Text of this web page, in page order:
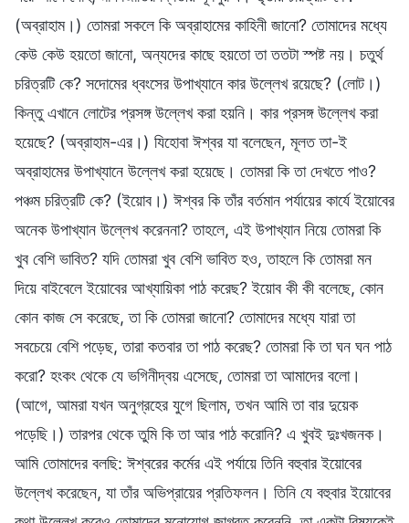
(অব্রাহাম।) তোমরা সকলে কি অব্রাহামের কাহিনী জানো? তোমাদের মধ্যে
কেউ কেউ হয়তো জানো, অন্যদের কাছে হয়তো তা ততটা স্পষ্ট নয়। চতুর্থ
চরিত্রটি কে? সদোমের ধ্বংসের উপাখ্যানে কার উল্লেখ রয়েছে? (লোট।)
কিন্তু এখানে লোটের প্রসঙ্গ উল্লেখ করা হয়নি। কার প্রসঙ্গ উল্লেখ করা
হয়েছে? (অব্রাহাম-এর।) যিহোবা ঈশ্বর যা বলেছেন, মূলত তা-ই
অব্রাহামের উপাখ্যানে উল্লেখ করা হয়েছে। তোমরা কি তা দেখতে পাও?
পঞ্চম চরিত্রটি কে? (ইয়োব।) ঈশ্বর কি তাঁর বর্তমান পর্যায়ের কার্যে ইয়োবের
অনেক উপাখ্যান উল্লেখ করেননা? তাহলে, এই উপাখ্যান নিয়ে তোমরা কি
খুব বেশি ভাবিত? যদি তোমরা খুব বেশি ভাবিত হও, তাহলে কি তোমরা মন
দিয়ে বাইবেলে ইয়োবের আখ্যায়িকা পাঠ করেছ? ইয়োব কী কী বলেছে, কোন
কোন কাজ সে করেছে, তা কি তোমরা জানো? তোমাদের মধ্যে যারা তা
সবচেয়ে বেশি পড়েছ, তারা কতবার তা পাঠ করেছ? তোমরা কি তা ঘন ঘন পাঠ
করো? হংকং থেকে যে ভগিনীদ্বয় এসেছে, তোমরা তা আমাদের বলো।
(আগে, আমরা যখন অনুগ্রহের যুগে ছিলাম, তখন আমি তা বার দুয়েক
পড়েছি।) তারপর থেকে তুমি কি তা আর পাঠ করোনি? এ খুবই দুঃখজনক।
আমি তোমাদের বলছি: ঈশ্বরের কর্মের এই পর্যায়ে তিনি বহুবার ইয়োবের
উল্লেখ করেছেন, যা তাঁর অভিপ্রায়ের প্রতিফলন। তিনি যে বহুবার ইয়োবের